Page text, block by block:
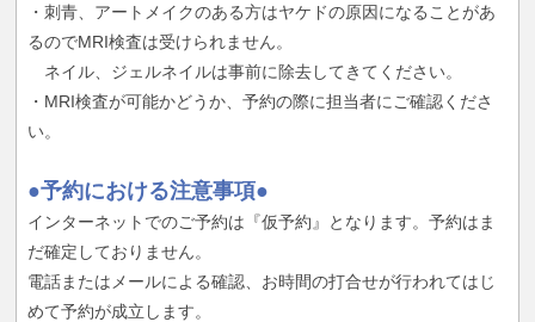
・刺青、アートメイクのある方はヤケドの原因になることがあ
るのでMRI検査は受けられません。
ネイル、ジェルネイルは事前に除去してきてください。
・MRI検査が可能かどうか、予約の際に担当者にご確認くださ
い。
●予約における注意事項●
インターネットでのご予約は『仮予約』となります。予約はま
だ確定しておりません。
電話またはメールによる確認、お時間の打合せが行われてはじ
めて予約が成立します。